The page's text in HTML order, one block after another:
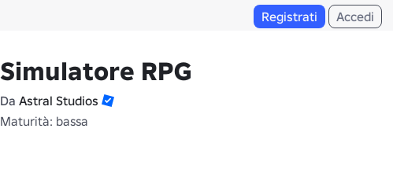
Registrati Accedi
Simulatore RPG
Da Astral Studios
Maturità: bassa